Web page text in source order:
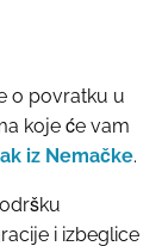
o povratku u
koje će vam
iz Nemačke.
i izbeglice